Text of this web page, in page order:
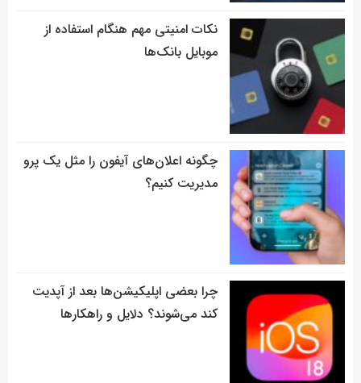
نکات امنیتی مهم هنگام استفاده از
موبایل بانک‌ها
چگونه اعلان‌های آیفون را مثل یک پرو
مدیریت کنیم؟
چرا بعضی اپلیکیشن‌ها بعد از آپدیت
کند می‌شوند؟ دلایل و راهکارها